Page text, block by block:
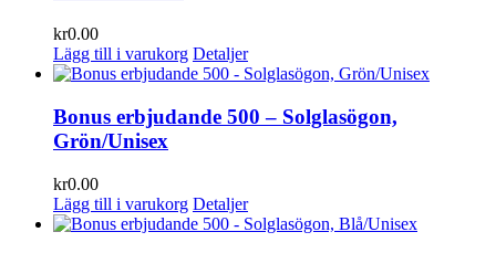
kr0.00
Lägg till i varukorg Detaljer
Bonus erbjudande 500 – Solglasögon,
Grön/Unisex
kr0.00
Lägg till i varukorg Detaljer